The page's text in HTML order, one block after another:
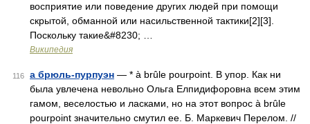
восприятие или поведение других людей при помощи
скрытой, обманной или насильственной тактики[2][3].
Поскольку такие&#8230; …
Википедия
116 а брюль-пурпуэн — * à brûle pourpoint. В упор. Как ни
была увлечена невольно Ольга Елпидифоровна всем этим
гамом, веселостью и ласками, но на этот вопрос à brûle
pourpoint значительно смутил ее. Б. Маркевич Перелом. //